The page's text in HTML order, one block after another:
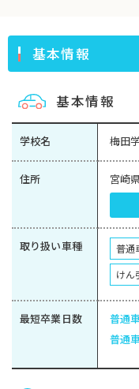
基本情報
基本情報
学校名 梅田
住所 宮崎
取り扱い車種 普通
けん
最短卒業日数 普通
普通